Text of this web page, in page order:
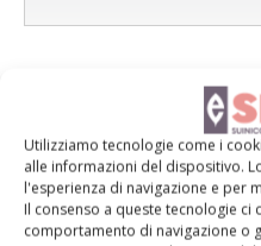
Utilizziamo tecnologie come i
alle informazioni del dispositivo.
l'esperienza di navigazione e per
Il consenso a queste tecnologie
comportamento di navigazione o
Catalogo
Un modo semplice